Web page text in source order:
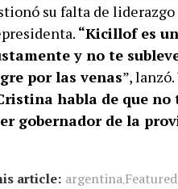
su falta de
“Kicillof es
y no te
por las venas”,
habla de que
gobernador de la
article: argentina,Featured,